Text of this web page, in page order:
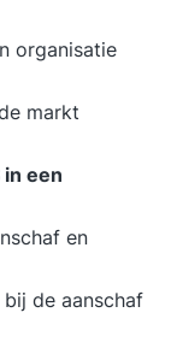
organisatie
markt
een
en
de aanschaf